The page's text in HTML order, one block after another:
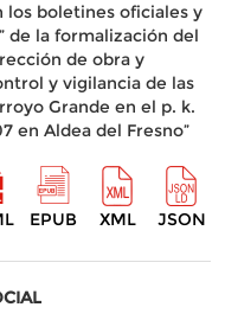
los boletines oficiales y
de la formalización del
de obra y
y vigilancia de las
Grande en el p. k.
en Aldea del Fresno”
EPUB XML JSON